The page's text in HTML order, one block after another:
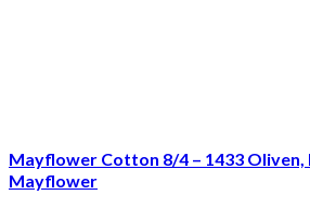
Mayflower Cotton 8/4 – 1433
Mayflower